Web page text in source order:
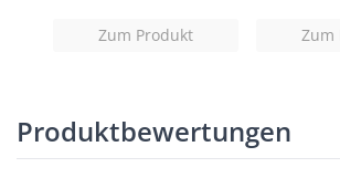
Zum Produkt Zum
Produktbewertungen